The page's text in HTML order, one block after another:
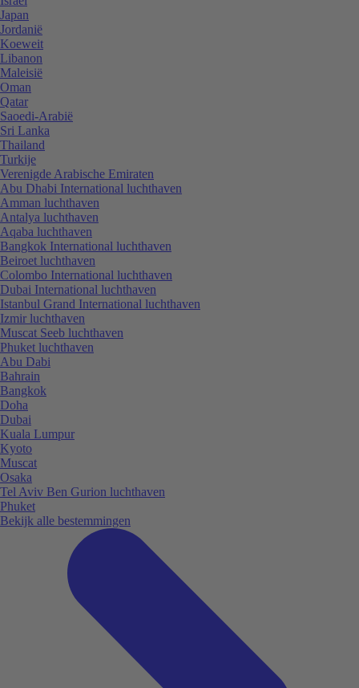
Japan
Jordanië
Koeweit
Libanon
Maleisië
Oman
Qatar
Saoedi-Arabië
Sri Lanka
Thailand
Turkije
Verenigde Arabische Emiraten
Abu Dhabi International luchthaven
Amman luchthaven
Antalya luchthaven
Aqaba luchthaven
Bangkok International luchthaven
Beiroet luchthaven
Colombo International luchthaven
Dubai International luchthaven
Istanbul Grand International luchthaven
Izmir luchthaven
Muscat Seeb luchthaven
Phuket luchthaven
Abu Dabi
Bahrain
Bangkok
Doha
Dubai
Kuala Lumpur
Kyoto
Muscat
Osaka
Tel Aviv Ben Gurion luchthaven
Phuket
Bekijk alle bestemmingen